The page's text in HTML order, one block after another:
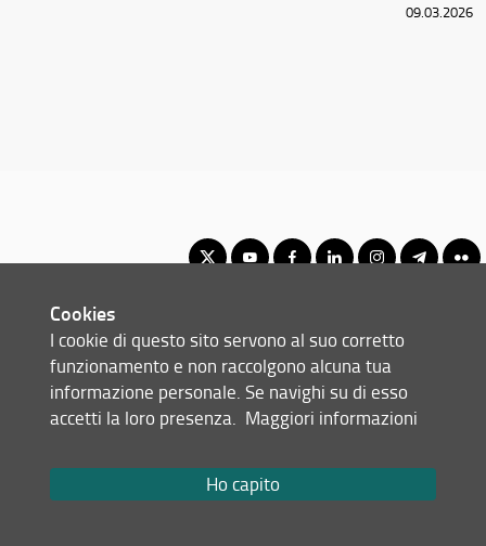
09.03.2026
Corso di Laurea Magistrale in Scienze dell'Alimentazione
© Copyright 2012-2026 Università degli Studi di Firenze UNIFI
P.IVA/Cod.Fis 01279680480
Largo Brambilla, 3 - 50134 Firenze (FI)
Email:scuola(AT)sc-saluteumana.unifi.it
Cookies
I cookie di questo sito servono al suo corretto
funzionamento e non raccolgono alcuna tua
informazione personale. Se navighi su di esso
accetti la loro presenza. Maggiori informazioni
Ho capito